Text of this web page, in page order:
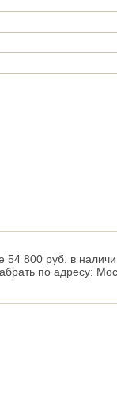
54 800 руб. в
по адресу: